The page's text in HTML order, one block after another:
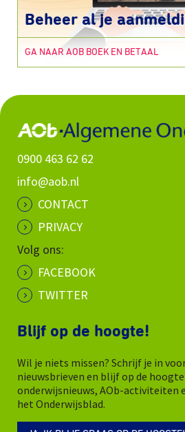
Beheer al je
GA NAAR AOB BOEK EN BETAAL
0900 463 62 62
info@aob.nl
CONTACT
PRIVACY
Volg ons:
FACEBOOK
TWITTER
Blijf op de hoogte!
Wil je niets missen? Schrijf je in
nieuwsbrieven en blijf op de
onderwijsnieuws, AOb-activiteiten
het Onderwijsblad.